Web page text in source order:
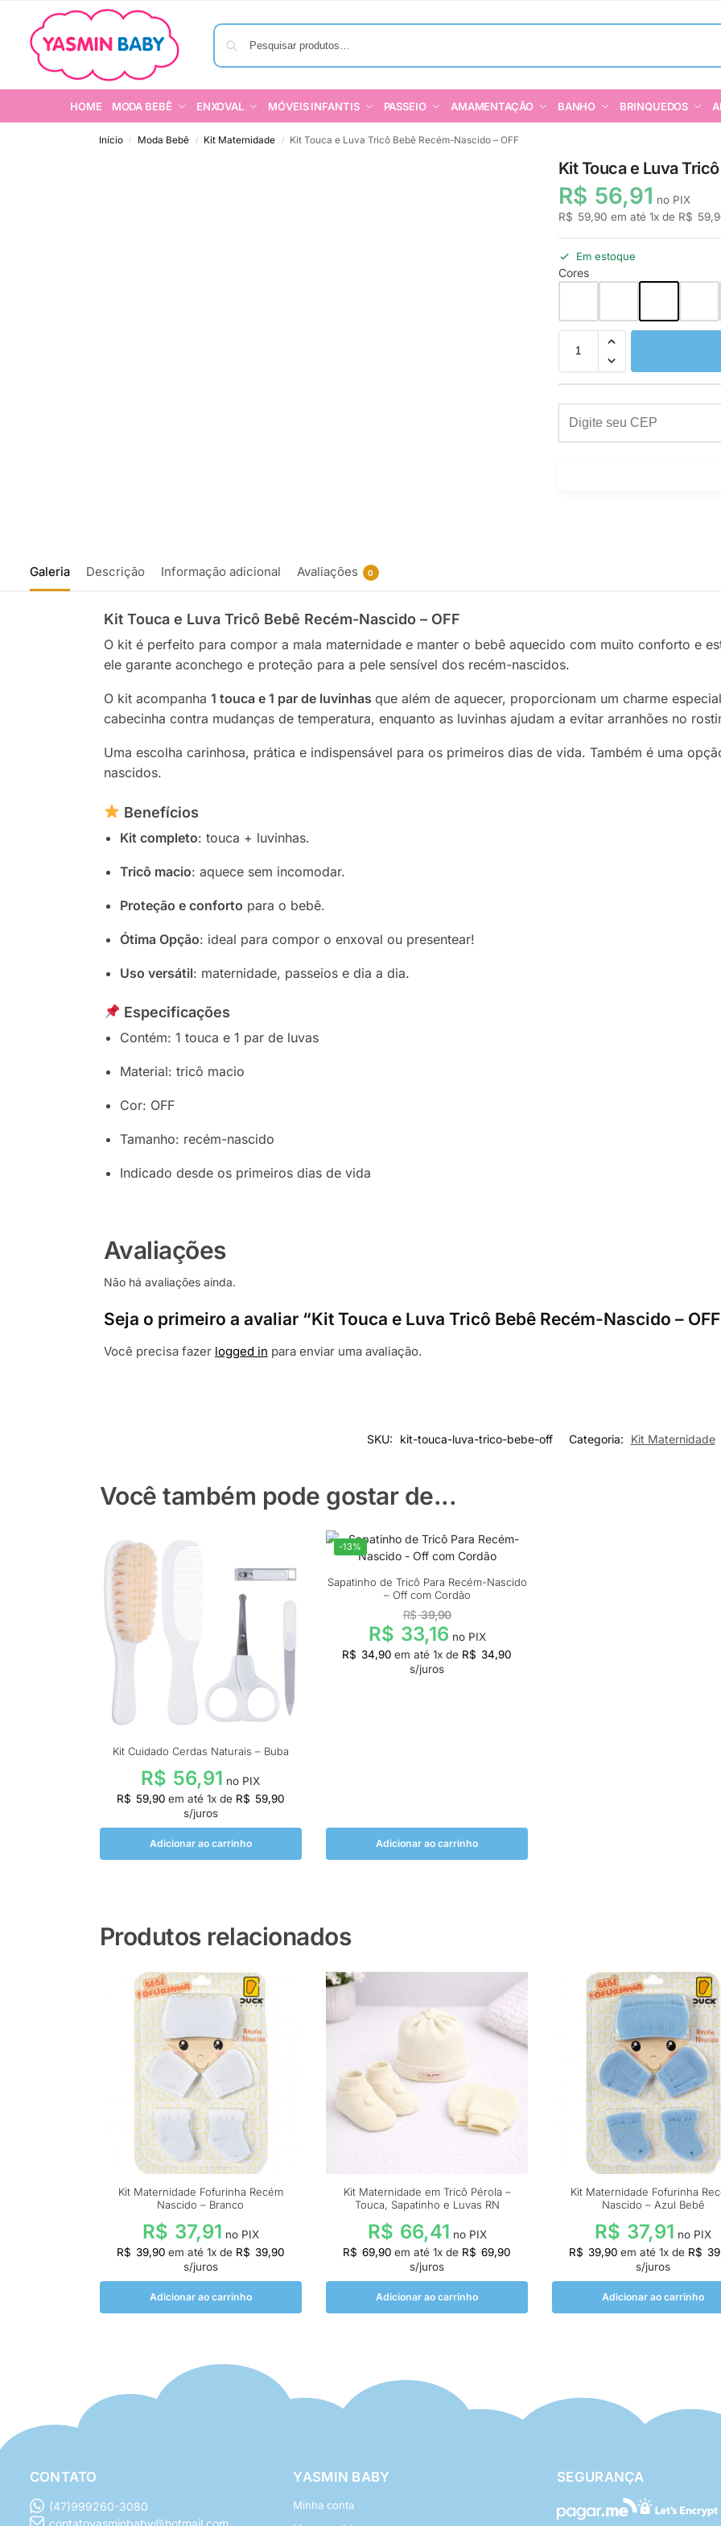
HOME MODA BEBÊ ENXOVAL MÓVEIS INFANTIS PASSEIO AMAMENTAÇÃO BANHO BRINQUEDOS
Início / Moda Bebê / Kit Maternidade / Kit Touca e Luva Tricô Bebê Recém-Nascido – OFF
Kit Touca e Luva
R$ 56,91 no PIX
R$ 59,90 em até 1x de R$
Em estoque
Cores
Galeria Descrição Informação adicional Avaliações 0
Kit Touca e Luva Tricô Bebê Recém-Nascido – OFF
O kit é perfeito para compor a mala maternidade e manter o bebê aquecido com muito conforto e
ele garante aconchego e proteção para a pele sensível dos recém-nascidos.
O kit acompanha 1 touca e 1 par de luvinhas que além de aquecer, proporcionam um charme
cabecinha contra mudanças de temperatura, enquanto as luvinhas ajudam a evitar arranhões no
Uma escolha carinhosa, prática e indispensável para os primeiros dias de vida. Também é uma
nascidos.
Benefícios
Kit completo: touca + luvinhas.
Tricô macio: aquece sem incomodar.
Proteção e conforto para o bebê.
Ótima Opção: ideal para compor o enxoval ou presentear!
Uso versátil: maternidade, passeios e dia a dia.
Especificações
Contém: 1 touca e 1 par de luvas
Material: tricô macio
Cor: OFF
Tamanho: recém-nascido
Indicado desde os primeiros dias de vida
Avaliações
Não há avaliações ainda.
Seja o primeiro a avaliar “Kit Touca e Luva Tricô Bebê Recém-Nascido –
Você precisa fazer logged in para enviar uma avaliação.
SKU: kit-touca-luva-trico-bebe-off Categoria: Kit Maternidade
Você também pode gostar de...
Kit Cuidado Cerdas Naturais – Buba
R$ 56,91 no PIX
R$ 59,90 em até 1x de R$ 59,90
s/juros
Adicionar ao carrinho
-13%
Sapatinho de Tricô Para Recém-Nascido
– Off com Cordão
R$39,90
R$ 33,16 no PIX
R$ 34,90 em até1x de R$ 34,90
s/juros
Adicionar ao carrinho
Produtos relacionados
Kit Maternidade Fofurinha Recém
Nascido – Branco
R$ 37,91 no PIX
R$ 39,90 em até 1x de R$ 39,90
s/juros
Adicionar ao carrinho
Kit Maternidade em Tricô Pérola –
Touca, Sapatinho e Luvas RN
R$ 66,41 no PIX
R$ 69,90 em até1x de R$ 69,90
s/juros
Adicionar ao carrinho
Kit Maternidade Fofurinha
Nascido – Azul Bebê
R$ 37,91 no PIX
R$ 39,90 em até1x de R$
s/juros
Adicionar ao carrinho
CONTATO
(47)999260-3080
contatoyasminbaby@hotmail.com
YASMIN BABY
Minha conta
SEGURANÇA